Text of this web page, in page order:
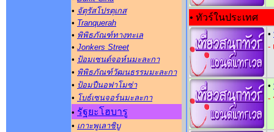
• จัตุรัสโปรตุเกส
• Tranquerah
• พิพิธภัณฑ์ทางทะเล
• Jonkers Street
• ป้อมเซนด์จอห์นมะละกา
• พิพิธภัณฑ์วัฒนธรรมมะละกา
• ป้อมปืนอฟาโมซ่า
• โบธ์เซนจอร์นมะละกา
• รัฐยะโฮบารู
• เกาะพูเลาชิบู
• ทัวร์ในประเทศ
•
-
•
-